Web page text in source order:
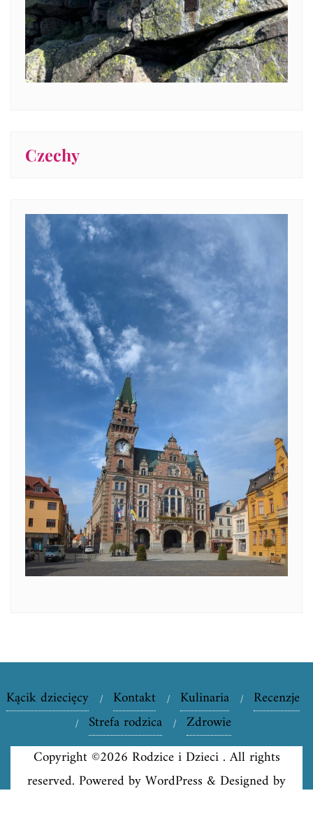
Czechy
Kącik dziecięcy Kontakt Kulinaria
Recenzje
Strefa rodzica
Zdrowie
Copyright ©2026 Rodzice i Dzieci . All rights
reserved. Powered byWordPress & Designed by